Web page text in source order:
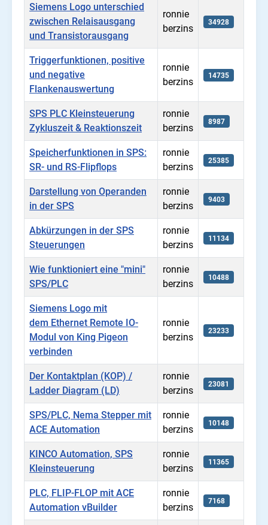
Siemens Logo unterschied
zwischen Relaisausgang
und Transistorausgang
ronnie
berzins
34928
Triggerfunktionen, positive
und negative
Flankenauswertung
ronnie
berzins
14735
SPS PLC Kleinsteuerung
Zykluszeit & Reaktionszeit
ronnie
berzins
8987
Speicherfunktionen in SPS:
SR- und RS-Flipflops
ronnie
berzins
25385
Darstellung von Operanden
in der SPS
ronnie
berzins
9403
Abkürzungen in der SPS
Steuerungen
ronnie
berzins
11134
Wie funktioniert eine "mini"
SPS/PLC
ronnie
berzins
10488
Siemens Logo mit
dem Ethernet Remote IO-
Modul von King Pigeon
verbinden
ronnie
berzins
23233
Der Kontaktplan (KOP) /
Ladder Diagram (LD)
ronnie
berzins
23081
SPS/PLC, Nema Stepper mit
ACE Automation
ronnie
berzins
10148
KINCO Automation, SPS
Kleinsteuerung
ronnie
berzins
11365
PLC, FLIP-FLOP mit ACE
Automation vBuilder
ronnie
berzins
7168